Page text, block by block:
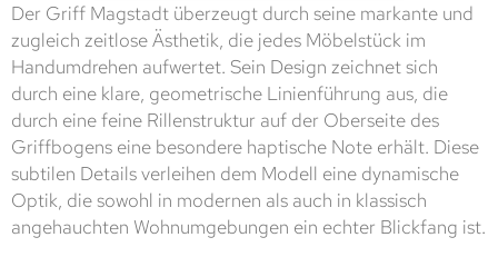
Der Griff Magstadt überzeugt durch seine markante und
zugleich zeitlose Ästhetik, die jedes Möbelstück im
Handumdrehen aufwertet. Sein Design zeichnet sich
durch eine klare, geometrische Linienführung aus, die
durch eine feine Rillenstruktur auf der Oberseite des
Griffbogens eine besondere haptische Note erhält. Diese
subtilen Details verleihen dem Modell eine dynamische
Optik, die sowohl in modernen als auch in klassisch
angehauchten Wohnumgebungen ein echter Blickfang ist.